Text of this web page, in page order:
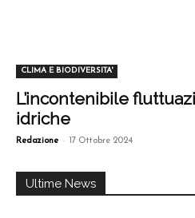
CLIMA E BIODIVERSITA'
L’incontenibile
idriche
Redazione - 17 Ottobre 2024
Ultime News